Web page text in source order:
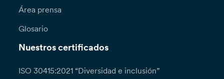
Área prensa
Glosario
Nuestros certificados
ISO 30415:2021 “Diversidad e inclusión”